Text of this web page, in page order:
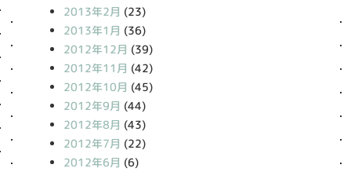
2013年2月 (23)
2013年1月 (36)
2012年12月 (39)
2012年11月 (42)
2012年10月 (45)
2012年9月 (44)
2012年8月 (43)
2012年7月 (22)
2012年6月 (6)